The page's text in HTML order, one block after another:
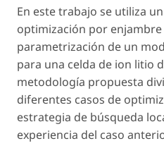
En este trabajo se utiliza
optimización por
parametrización de un
para una celda de ion litio
metodología propuesta
diferentes casos de
estrategia de búsqueda
experiencia del caso